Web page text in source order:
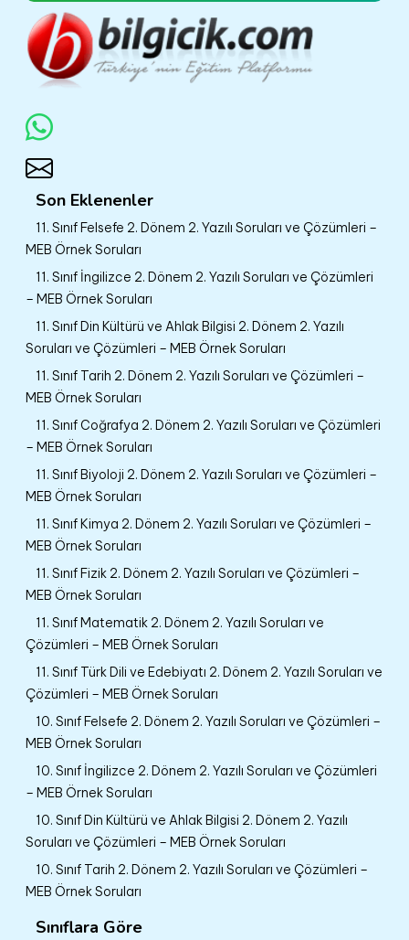
Son Eklenenler
11. Sınıf Felsefe 2. Dönem 2. Yazılı Soruları ve Çözümleri –
MEB Örnek Soruları
11. Sınıf İngilizce 2. Dönem 2. Yazılı Soruları ve Çözümleri
– MEB Örnek Soruları
11. Sınıf Din Kültürü ve Ahlak Bilgisi 2. Dönem 2. Yazılı
Soruları ve Çözümleri – MEB Örnek Soruları
11. Sınıf Tarih 2. Dönem 2. Yazılı Soruları ve Çözümleri –
MEB Örnek Soruları
11. Sınıf Coğrafya 2. Dönem 2. Yazılı Soruları ve Çözümleri
– MEB Örnek Soruları
11. Sınıf Biyoloji 2. Dönem 2. Yazılı Soruları ve Çözümleri –
MEB Örnek Soruları
11. Sınıf Kimya 2. Dönem 2. Yazılı Soruları ve Çözümleri –
MEB Örnek Soruları
11. Sınıf Fizik 2. Dönem 2. Yazılı Soruları ve Çözümleri –
MEB Örnek Soruları
11. Sınıf Matematik 2. Dönem 2. Yazılı Soruları ve
Çözümleri – MEB Örnek Soruları
11. Sınıf Türk Dili ve Edebiyatı 2. Dönem 2. Yazılı Soruları ve
Çözümleri – MEB Örnek Soruları
10. Sınıf Felsefe 2. Dönem 2. Yazılı Soruları ve Çözümleri –
MEB Örnek Soruları
10. Sınıf İngilizce 2. Dönem 2. Yazılı Soruları ve Çözümleri
– MEB Örnek Soruları
10. Sınıf Din Kültürü ve Ahlak Bilgisi 2. Dönem 2. Yazılı
Soruları ve Çözümleri – MEB Örnek Soruları
10. Sınıf Tarih 2. Dönem 2. Yazılı Soruları ve Çözümleri –
MEB Örnek Soruları
Sınıflara Göre